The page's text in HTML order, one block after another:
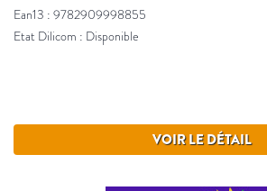
Ean13 : 9782909998855
Etat Dilicom : Disponible
VOIR LE DÉTAIL